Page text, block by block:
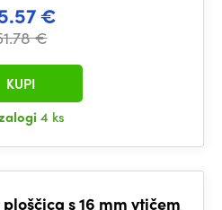
€
€
4 ks
KUPI
s 16 mm vtičem